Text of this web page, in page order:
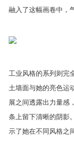
融入了这幅画卷中，
工业风格的系列则完
土墙面与她的亮色运
展之间透露出力量感
条上留下清晰的阴影
示了她在不同风格之